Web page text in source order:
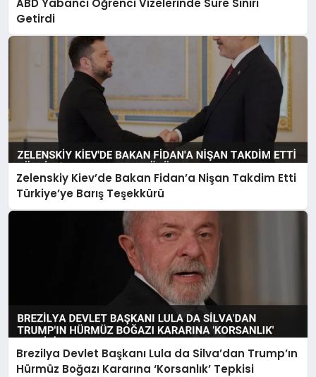
ABD Yabancı Öğrenci Vizelerinde Süre Sınırı
Getirdi
Zelenskiy Kiev’de Bakan Fidan’a Nişan Takdim Etti
Türkiye’ye Barış Teşekkürü
Brezilya Devlet Başkanı Lula da Silva’dan Trump’ın
Hürmüz Boğazı Kararına ‘Korsanlık’ Tepkisi